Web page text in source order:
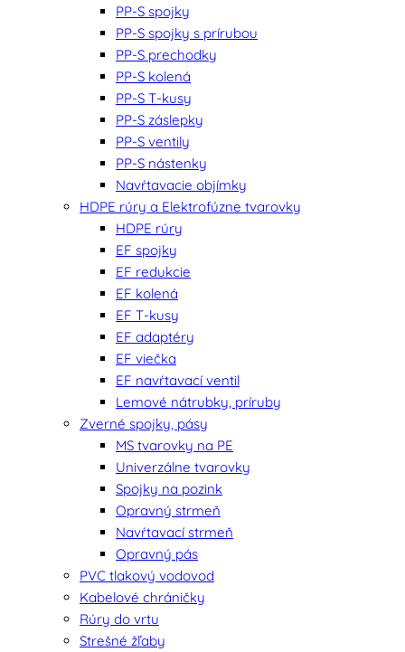
PP-S spojky
PP-S spojky s prírubou
PP-S prechodky
PP-S kolená
PP-S T-kusy
PP-S záslepky
PP-S ventily
PP-S nástenky
Navŕtavacie objímky
HDPE rúry a Elektrofúzne tvarovky
HDPE rúry
EF spojky
EF redukcie
EF kolená
EF T-kusy
EF adaptéry
EF viečka
EF navŕtavací ventil
Lemové nátrubky, príruby
Zverné spojky, pásy
MS tvarovky na PE
Univerzálne tvarovky
Spojky na pozink
Opravný strmeň
Navŕtavací strmeň
Opravný pás
PVC tlakový vodovod
Kabelové chráničky
Rúry do vrtu
Strešné žľaby